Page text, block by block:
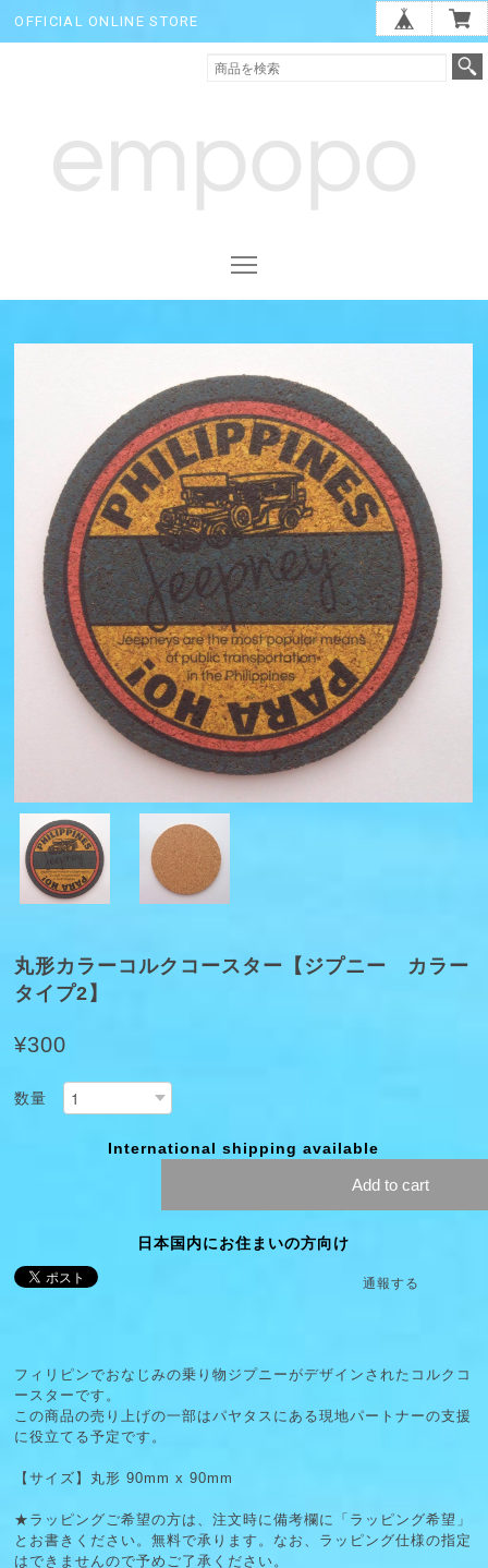
OFFICIAL ONLINE STORE
丸形カラーコルクコースター【ジプニー カラー
タイプ2】
¥300
数量
International shipping available
Add to cart
日本国内にお住まいの方向け
通報する
フィリピンでおなじみの乗り物ジプニーがデザインされたコルクコ
ースターです。
この商品の売り上げの一部はパヤタスにある現地パートナーの支援
に役立てる予定です。
【サイズ】丸形 90mm x 90mm
★ラッピングご希望の方は、注文時に備考欄に「ラッピング希望」
とお書きください。無料で承ります。なお、ラッピング仕様の指定
はできませんので予めご了承ください。